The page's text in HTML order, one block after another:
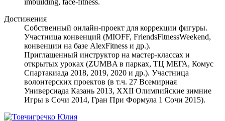
imbuilding, face-fitness.
Достижения
Собственный онлайн-проект для коррекции фигуры.
Участница конвенций (MIOFF, FriendsFitnessWeekend,
конвенции на базе AlexFitness и др.).
Приглашенный инструктор на мастер-классах и
открытых уроках (ZUMBA в парках, ТЦ МЕГА, Комус
Спартакиада 2018, 2019, 2020 и др.). Участница
волонтерских проектов (в т.ч. 27 Всемирная
Универсиада Казань 2013, XXII Олимпийские зимние
Игры в Сочи 2014, Гран При Формула 1 Сочи 2015).